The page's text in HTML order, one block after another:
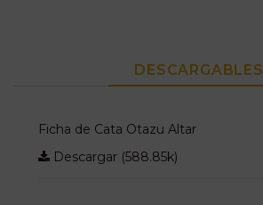
DESCARGABLES
Ficha de Cata Otazu Altar
Descargar (588.85k)